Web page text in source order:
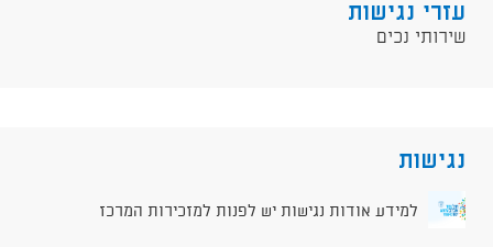
עזרי נגישות
שירותי נכים
נגישות
למידע אודות נגישות יש לפנות למזכירות המרכז